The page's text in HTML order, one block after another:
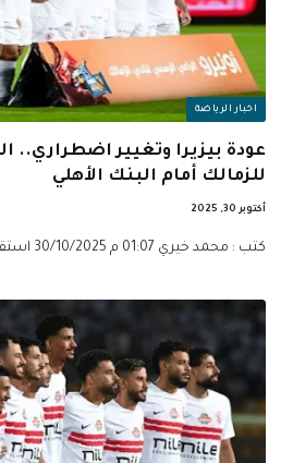
اخبار الرياضة
عودة بيزيرا وتغيير اضطراري..
للزمالك أمام البنك الأهلي
أكتوبر 30, 2025
كتب : محمد خيري 01:07 م 30/10/2025 استقر…